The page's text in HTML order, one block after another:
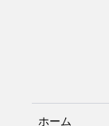
ホーム